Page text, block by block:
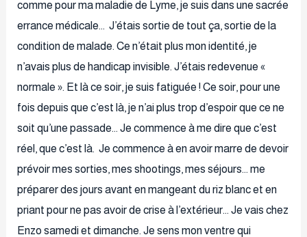
comme pour ma maladie de Lyme, je suis dans une sacrée
errance médicale… J’étais sortie de tout ça, sortie de la
condition de malade. Ce n’était plus mon identité, je
n’avais plus de handicap invisible. J’étais redevenue «
normale ». Et là ce soir, je suis fatiguée ! Ce soir, pour une
fois depuis que c’est là, je n’ai plus trop d’espoir que ce ne
soit qu’une passade… Je commence à me dire que c’est
réel, que c’est là. Je commence à en avoir marre de devoir
prévoir mes sorties, mes shootings, mes séjours… me
préparer des jours avant en mangeant du riz blanc et en
priant pour ne pas avoir de crise à l’extérieur… Je vais chez
Enzo samedi et dimanche. Je sens mon ventre qui